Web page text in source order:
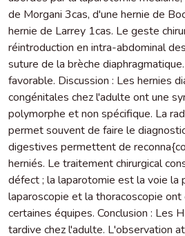
de Morgani 3cas, d'une hernie de
hernie de Larrey 1cas. Le geste
réintroduction en intra-abdominal
suture de la brèche
favorable. Discussion : Les hernies
congénitales chez l'adulte ont une
polymorphe et non spécifique. La
permet souvent de faire le
digestives permettent de
herniés. Le traitement chirurgical
défect ; la laparotomie est la voie la
laparoscopie et la thoracoscopie
certaines équipes. Conclusion : Les
tardive chez l'adulte. L'observation